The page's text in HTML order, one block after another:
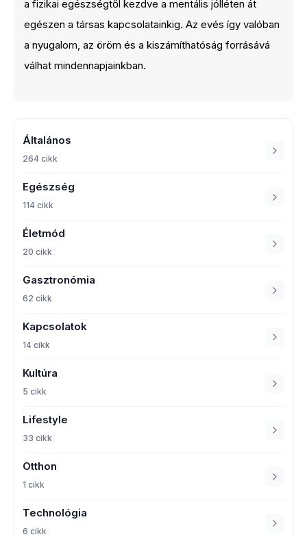
a fizikai egészségtől kezdve a mentális jólléten át
egészen a társas kapcsolatainkig. Az evés így valóban
a nyugalom, az öröm és a kiszámíthatóság forrásává
válhat mindennapjainkban.
Általános
264 cikk
Egészség
114 cikk
Életmód
20 cikk
Gasztronómia
62 cikk
Kapcsolatok
14 cikk
Kultúra
5 cikk
Lifestyle
33 cikk
Otthon
1 cikk
Technológia
6 cikk